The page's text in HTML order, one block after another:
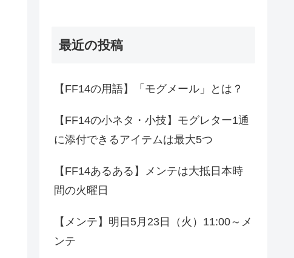
最近の投稿
【FF14の用語】「モグメール」とは？
【FF14の小ネタ・小技】モグレター1通
に添付できるアイテムは最大5つ
【FF14あるある】メンテは大抵日本時
間の火曜日
【メンテ】明日5月23日（火）11:00～メ
ンテ